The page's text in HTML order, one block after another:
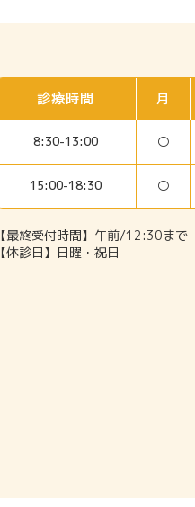
診療時間 月
8:30-13:00 ○
15:00-18:30 ○
【最終受付時間】午前/12:30ま
【休診日】日曜・祝日